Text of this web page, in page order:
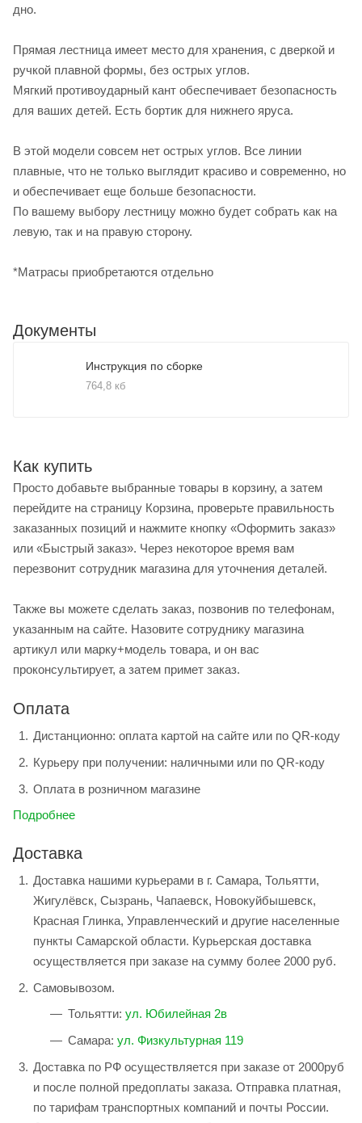
дно.
Прямая лестница имеет место для хранения, с дверкой и
ручкой плавной формы, без острых углов.
Мягкий противоударный кант обеспечивает безопасность
для ваших детей. Есть бортик для нижнего яруса.
В этой модели совсем нет острых углов. Все линии
плавные, что не только выглядит красиво и современно, но
и обеспечивает еще больше безопасности.
По вашему выбору лестницу можно будет собрать как на
левую, так и на правую сторону.
*Матрасы приобретаются отдельно
Документы
Инструкция по сборке
764,8 кб
Как купить
Просто добавьте выбранные товары в корзину, а затем
перейдите на страницу Корзина, проверьте правильность
заказанных позиций и нажмите кнопку «Оформить заказ»
или «Быстрый заказ». Через некоторое время вам
перезвонит сотрудник магазина для уточнения деталей.
Также вы можете сделать заказ, позвонив по телефонам,
указанным на сайте. Назовите сотруднику магазина
артикул или марку+модель товара, и он вас
проконсультирует, а затем примет заказ.
Оплата
Дистанционно: оплата картой на сайте или по QR-коду
Курьеру при получении: наличными или по QR-коду
Оплата в розничном магазине
Подробнее
Доставка
Доставка нашими курьерами в г. Самара, Тольятти,
Жигулёвск, Сызрань, Чапаевск, Новокуйбышевск,
Красная Глинка, Управленческий и другие населенные
пункты Самарской области. Курьерская доставка
осуществляется при заказе на сумму более 2000 руб.
Самовывозом.
Тольятти: ул. Юбилейная 2в
Самара: ул. Физкультурная 119
Доставка по РФ осуществляется при заказе от 2000руб
и после полной предоплаты заказа. Отправка платная,
по тарифам транспортных компаний и почты России.